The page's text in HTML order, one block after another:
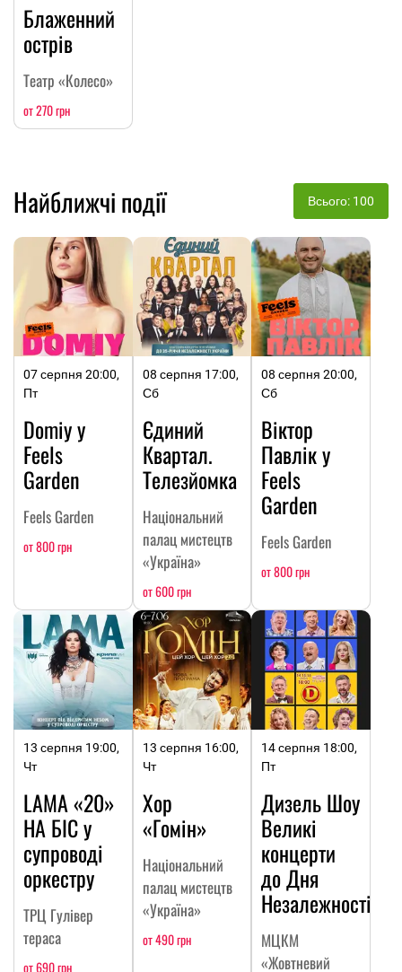
Блаженний
острів
Театр «Колесо»
от 270 грн
Найближчі події Всього: 100
07 серпня 20:00,
Пт
Domiy у
Feels
Garden
Feels Garden
от 800 грн
08 серпня 17:00,
Сб
Єдиний
Квартал.
Телезйомка
Національний
палац мистецтв
«Україна»
от 600 грн
08 серпня 20:00,
Сб
Віктор
Павлік у
Feels
Garden
Feels Garden
от 800 грн
13 серпня 19:00,
Чт
LAMA «20»
НА БІС у
супроводі
оркестру
ТРЦ Гулівер
тераса
от 690 грн
13 серпня 16:00,
Чт
Хор
«Гомін»
Національний
палац мистецтв
«Україна»
от 490 грн
14 серпня 18:00,
Пт
Дизель Шоу
Великі
концерти
до Дня
Незалежності
МЦКМ
«Жовтневий